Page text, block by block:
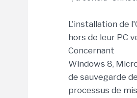
L'installation de
hors de leur PC
Concernant
Windows 8,
de sauvegarde
processus de